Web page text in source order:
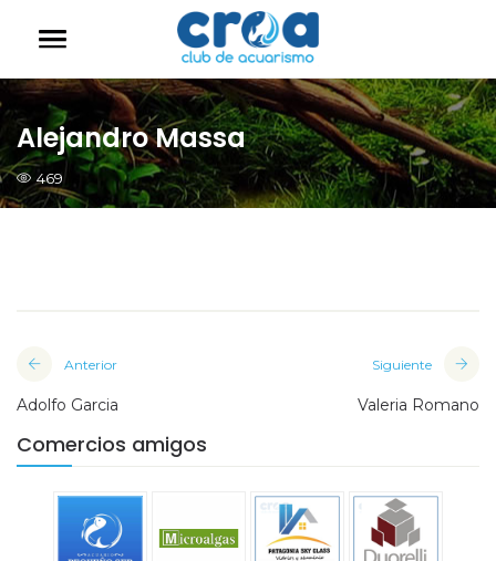
Alejandro Massa
469
Anterior
Adolfo Garcia
Siguiente
Valeria Romano
Comercios amigos